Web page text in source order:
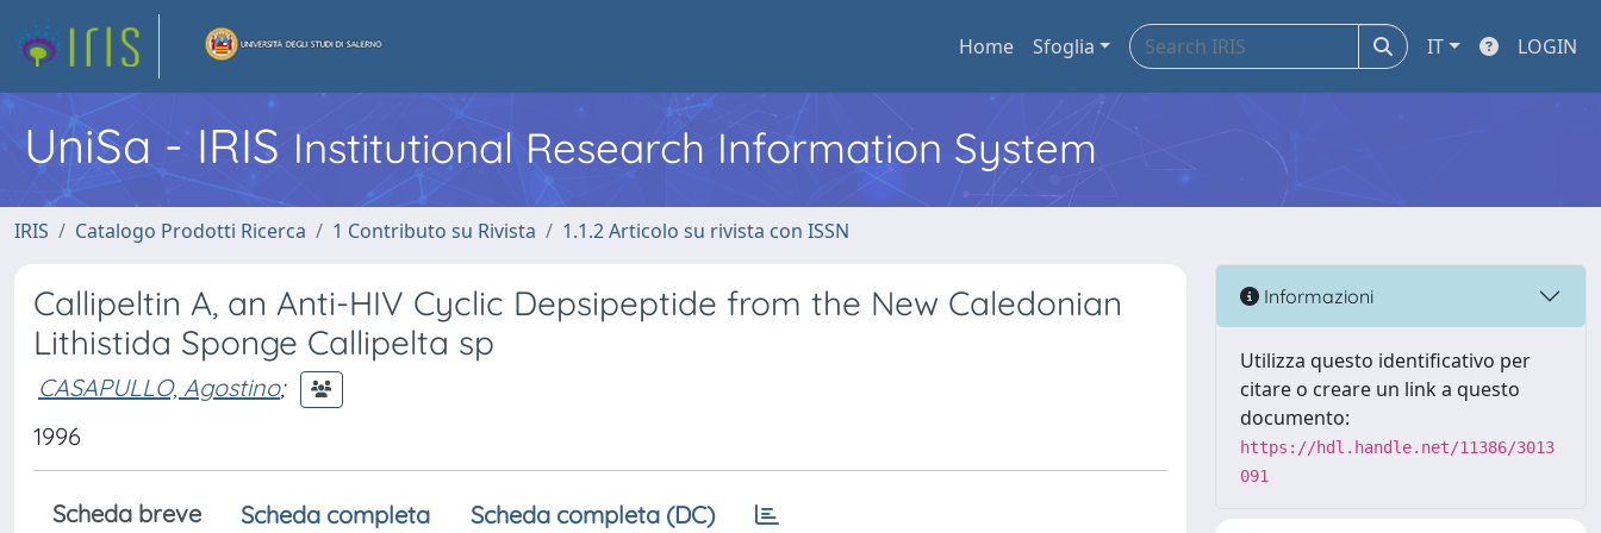
Home Sfoglia IT LOGIN
UniSa - IRIS Institutional Research Information System
IRIS Catalogo Prodotti Ricerca 1 Contributo su Rivista 1.1.2 Articolo su rivista con ISSN
Callipeltin A, an Anti-HIV Cyclic Depsipeptide from the New Caledonian
Lithistida Sponge Callipelta sp
CASAPULLO, Agostino;
1996
Scheda breve Scheda completa Scheda completa (DC)
Informazioni
Utilizza questo identificativo per
citare o creare un link a questo
documento:
https://hdl.handle.net/11386/3013
091